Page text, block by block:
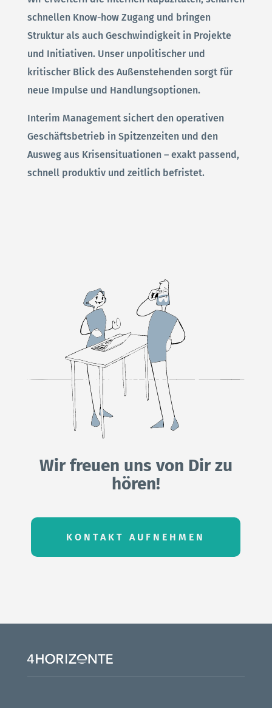
schnellen Know-how Zugang und bringen
Struktur als auch Geschwindigkeit in Projekte
und Initiativen. Unser unpolitischer und
kritischer Blick des Außenstehenden sorgt für
neue Impulse und Handlungsoptionen.
Interim Management sichert den operativen
Geschäftsbetrieb in Spitzenzeiten und den
Ausweg aus Krisensituationen – exakt passend,
schnell produktiv und zeitlich befristet.
Wir freuen uns von Dir zu
hören!
KONTAKT AUFNEHMEN